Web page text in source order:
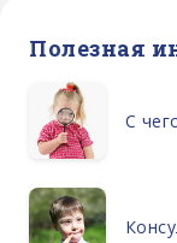
Полезная
С